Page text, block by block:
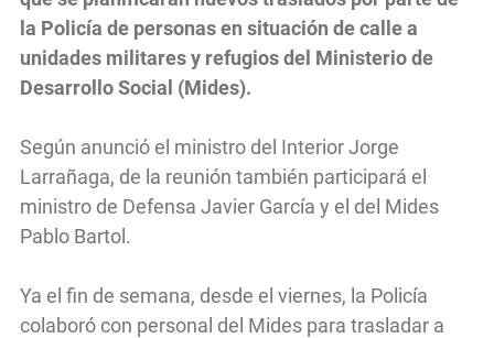
la Policía de personas en situación de calle a
unidades militares y refugios del Ministerio de
Desarrollo Social (Mides).
Según anunció el ministro del Interior Jorge
Larrañaga, de la reunión también participará el
ministro de Defensa Javier García y el del Mides
Pablo Bartol.
Ya el fin de semana, desde el viernes, la Policía
colaboró con personal del Mides para trasladar a